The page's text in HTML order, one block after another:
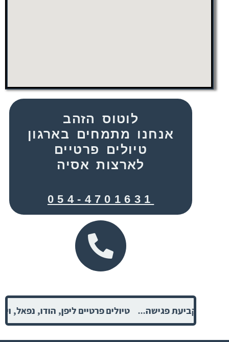
לוטוס הזהב
אנחנו מתמחים בארגון
טיולים פרטיים
לארצות אסיה
054-4701631
למידע ולקביעת פגישה... טיולים פרטיים ליפן, הודו,